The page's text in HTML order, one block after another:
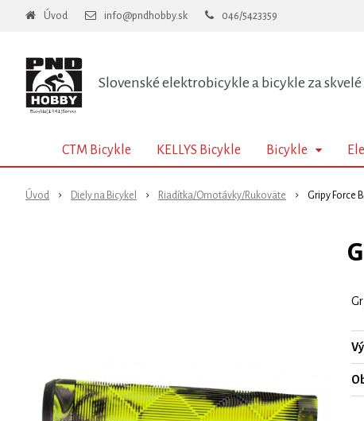
Slovenské elektrobicykle a bicykle za skvelé
Úvod info@pndhobby.sk 046/5423359
CTM Bicykle KELLYS Bicykle Bicykle
Úvod Diely na Bicykel Riadítka/Omotávky/Rukoväte Gripy Force